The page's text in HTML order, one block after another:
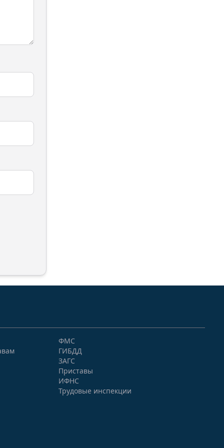
ФМС
ГИБДД
ЗАГС
Приставы
ИФНС
Трудовые инспекции